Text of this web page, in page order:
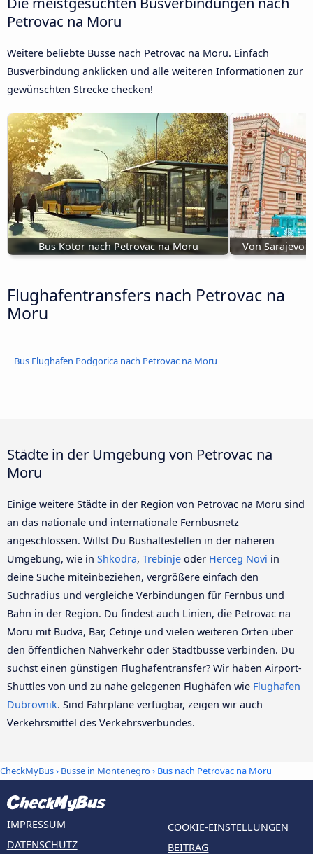
Petrovac na Moru
Weitere beliebte Busse nach Petrovac na Moru. Einfach
Busverbindung anklicken und alle weiteren Informationen zur
gewünschten Strecke checken!
Bus Kotor nach Petrovac na Moru Von Sarajevo
Flughafentransfers nach Petrovac na
Moru
Bus Flughafen Podgorica nach Petrovac na Moru
Städte in der Umgebung von Petrovac na
Moru
Einige weitere Städte in der Region von Petrovac na Moru sind
an das nationale und internationale Fernbusnetz
angeschlossen. Willst Du Bushaltestellen in der näheren
Umgebung, wie in Shkodra, Trebinje oder Herceg Novi in
deine Suche miteinbeziehen, vergrößere einfach den
Suchradius und vergleiche Verbindungen für Fernbus und
Bahn in der Region. Du findest auch Linien, die Petrovac na
Moru mit Budva, Bar, Cetinje und vielen weiteren Orten über
den öffentlichen Nahverkehr oder Stadtbusse verbinden. Du
suchst einen günstigen Flughafentransfer? Wir haben Airport-
Shuttles von und zu nahe gelegenen Flughäfen wie Flughafen
Dubrovnik. Sind Fahrpläne verfügbar, zeigen wir auch
Verkehrsmittel des Verkehrsverbundes.
CheckMyBus› Busse in Montenegro› Bus nach Petrovac na Moru
IMPRESSUM
DATENSCHUTZ
COOKIE-EINSTELLUNGEN
BEITRAG